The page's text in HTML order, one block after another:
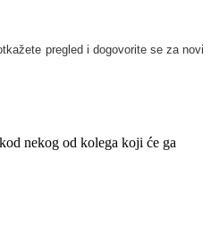
pregled i dogovorite se za novi
nekog od kolega koji će ga